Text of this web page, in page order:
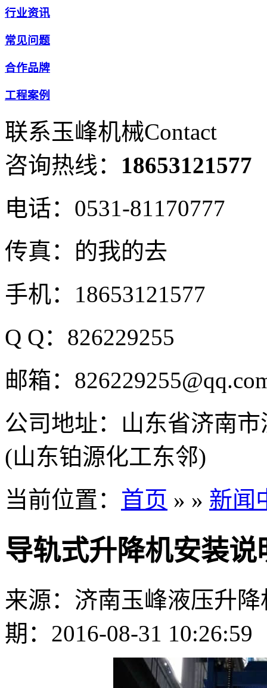
行业资讯
常见问题
合作品牌
工程案例
联系玉峰机械Contact
咨询热线： 18653121577
电话： 0531-81170777
传真： 的我的去
手机： 18653121577
Q Q： 826229255
邮箱：
公司地址： 山东省济南
(山东铂源化工东邻)
当前位置： 首页 » » 新闻
导轨式升降机安装说
来源：济南玉峰液压升
期：2016-08-31 10:26:59